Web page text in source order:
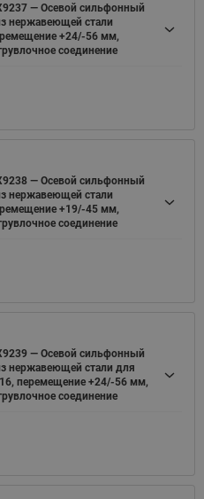
— Осевой сильфонный
нержавеющей стали
+24/-56 мм,
соединение
— Осевой сильфонный
нержавеющей стали
+19/-45 мм,
соединение
— Осевой сильфонный
нержавеющей стали для
перемещение +24/-56 мм,
соединение